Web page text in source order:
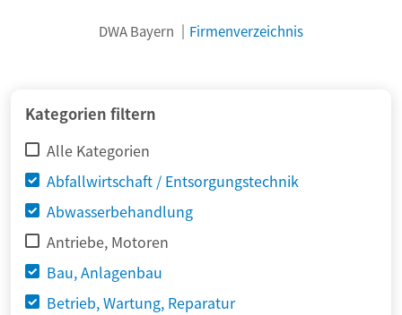
DWA Bayern Firmenverzeichnis
Kategorien filtern
Alle Kategorien
Abfallwirtschaft / Entsorgungstechnik
Abwasserbehandlung
Antriebe, Motoren
Bau, Anlagenbau
Betrieb, Wartung, Reparatur